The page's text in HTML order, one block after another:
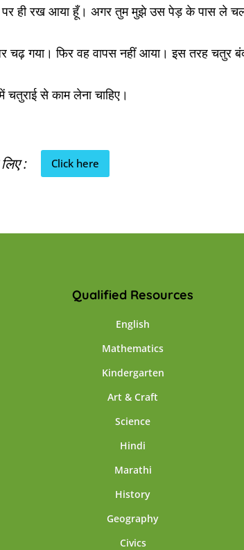
पर ही रख आया हूँ। अगर तुम मुझे उस पेड़ के पास ले
गया। फिर वह वापस नहीं आया। इस तरह चतुर
से काम लेना चाहिए।
: Click here
Qualified Resources
English
Mathematics
Kindergarten
Art & Craft
Science
Hindi
Marathi
History
Geography
Civics